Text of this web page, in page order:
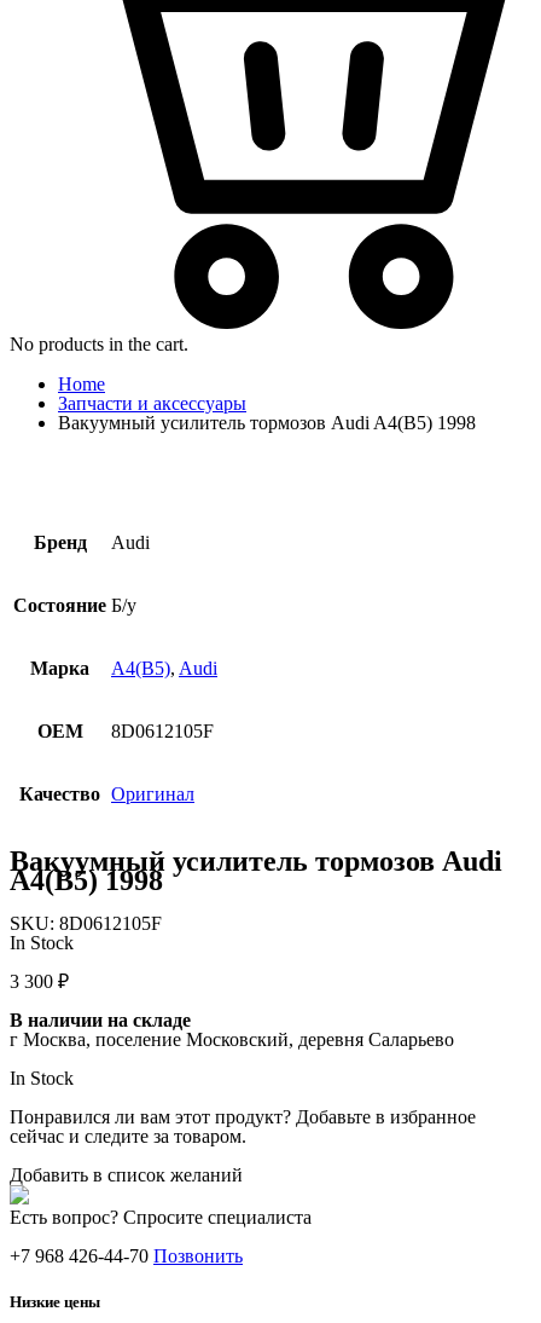
No products in the cart.
Home
Запчасти и аксессуары
Вакуумный усилитель тормозов Audi A4(B5) 1998
Бренд Audi
Состояние Б/у
Марка A4(B5), Audi
OEM 8D0612105F
Качество Оригинал
Вакуумный усилитель тормозов Audi
A4(B5) 1998
SKU: 8D0612105F
In Stock
3 300 ₽
В наличии на складе
г Москва, поселение Московский, деревня Саларьево
In Stock
Понравился ли вам этот продукт? Добавьте в избранное
сейчас и следите за товаром.
Добавить в список желаний
Есть вопрос? Спросите специалиста
+7 968 426-44-70 Позвонить
Низкие цены